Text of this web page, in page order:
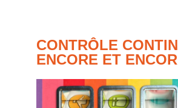
CONTRÔLE
ENCORE ET